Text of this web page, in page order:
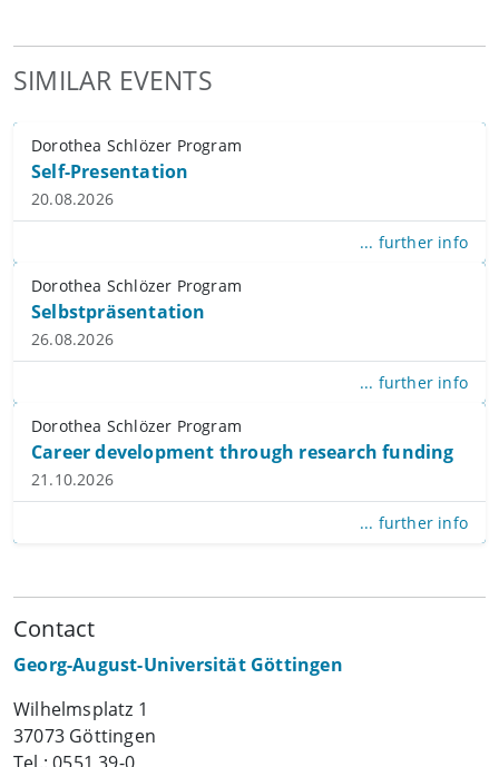
SIMILAR EVENTS
Dorothea Schlözer Program
Self-Presentation
20.08.2026
... further info
Dorothea Schlözer Program
Selbstpräsentation
26.08.2026
... further info
Dorothea Schlözer Program
Career development through research funding
21.10.2026
... further info
Contact
Georg-August-Universität Göttingen
Wilhelmsplatz 1
37073 Göttingen